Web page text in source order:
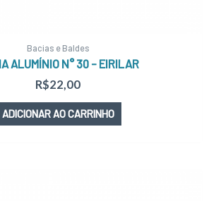
Bacias e Baldes
ALUMÍNIO N° 30 – EIRILAR
R$22,00
ADICIONAR AO CARRINHO